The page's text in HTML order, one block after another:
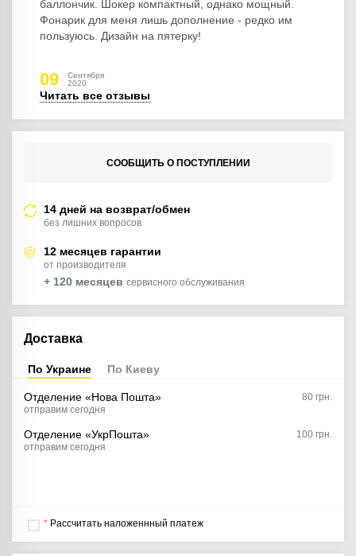
баллончик. Шокер компактный, однако мощный.
Фонарик для меня лишь дополнение - редко им
пользуюсь. Дизайн на пятерку!
09
Сентября
2020
Читать все отзывы
СООБЩИТЬ О ПОСТУПЛЕНИИ
14 дней на возврат/обмен
без лишних вопросов
12 месяцев гарантии
от производителя
+ 120 месяцев сервисного обслуживания
Доставка
По Украине По Киеву
Отделение «Нова Пошта»
отправим сегодня
80 грн.
Отделение «УкрПошта»
отправим сегодня
100 грн.
* Рассчитать наложеннный платеж